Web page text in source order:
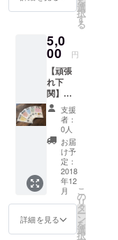
和47年4
月 ◎住
みか 山
口県下
関在住
1972年
山口県
防府市
生ま
れ。 現
在 下関
市長府
の功山
寺近く
にある
オリジ
ナル商
品の販
こちら
はお手
くまで
どんな
メッ
セージ
カード
かわか
りませ
ん。 そ
の時に
届いた
カード
があな
たへの
メッ
セージ
です。
しの武
選
択
す
る
5,0
00 円
【頑張
れ下
関】
【美人
応援
隊】 お
に画作
家しの
武さん
の守り
鬼 こち
らはお
手元に
届くま
でどん
支援
者：
0人
お届
け予
定：
2018
年12
月
詳細を見る
こ
の
リ
タ
ー
ン
を
選
択